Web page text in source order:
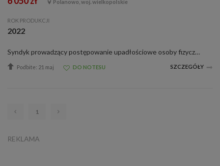
Polanowo, woj. wielkopolskie
ROK PRODUKCJI
2022
Syndyk prowadzący postępowanie upadłościowe osoby fizycznej Sebastiana Lasoty SPRZEDA przyczepę ciężarową lekką marki Neptun TR2, rok produkcji: 2022, VIN: SXE21263NNS300027, nr rej: PP9228P. Badanie techniczne ważne bezterminowo. Warunki og
Podbite: 21 maj DO NOTESU SZCZEGÓŁY
1
REKLAMA